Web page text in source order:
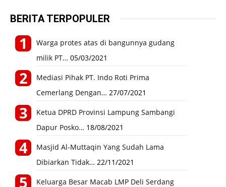
BERITA TERPOPULER
Warga protes atas di bangunnya gudang
milik PT… 05/03/2021
Mediasi Pihak PT. Indo Roti Prima
Cemerlang Dengan… 27/07/2021
Ketua DPRD Provinsi Lampung Sambangi
Dapur Posko… 18/08/2021
Masjid Al-Muttaqin Yang Sudah Lama
Dibiarkan Tidak… 22/11/2021
Keluarga Besar Macab LMP Deli Serdang